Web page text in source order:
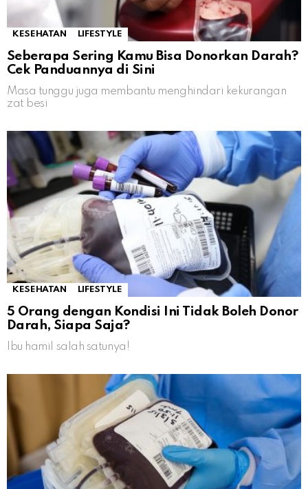
KESEHATAN LIFESTYLE
Seberapa Sering Kamu Bisa Donorkan Darah?
Cek Panduannya di Sini
Masa tunggu juga membantu menghindari kekurangan
zat besi
KESEHATAN LIFESTYLE
5 Orang dengan Kondisi Ini Tidak Boleh Donor
Darah, Siapa Saja?
Ibu hamil salah satunya!